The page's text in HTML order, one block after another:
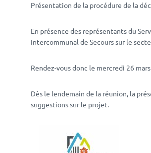
Présentation de la procédure de la
En présence des représentants du
Intercommunal de Secours sur le
Rendez-vous donc le mercredi 26
Dès le lendemain de la réunion, la
suggestions sur le projet.